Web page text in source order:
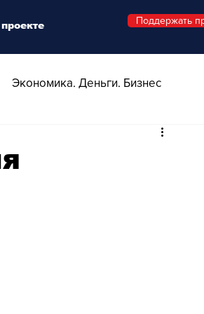
Экономика. Деньги. Бизнес
Поддержать